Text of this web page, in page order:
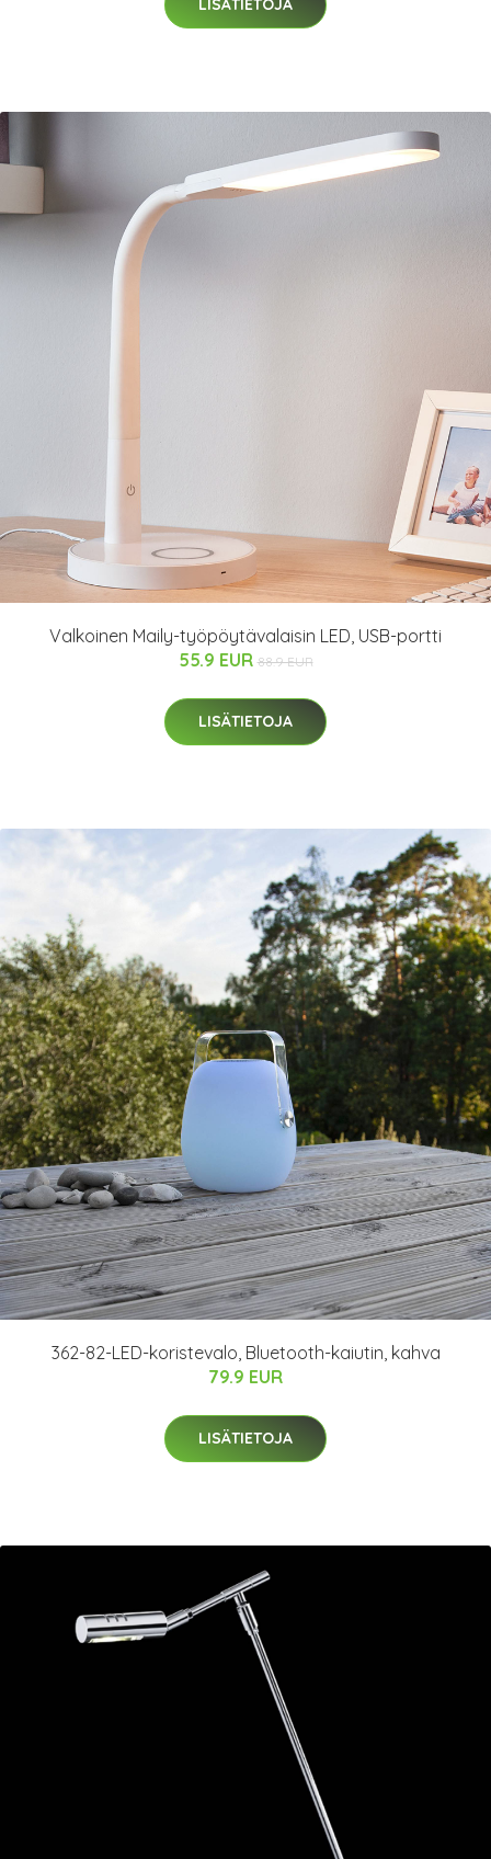
LISÄTIETOJA
Valkoinen Maily-työpöytävalaisin LED, USB-portti
55.9 EUR 88.9 EUR
LISÄTIETOJA
362-82-LED-koristevalo, Bluetooth-kaiutin, kahva
79.9 EUR
LISÄTIETOJA